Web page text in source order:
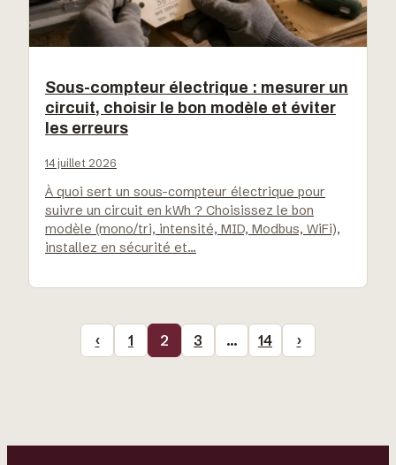
Sous-compteur électrique : mesurer un
circuit, choisir le bon modèle et éviter
les erreurs
14 juillet 2026
À quoi sert un sous-compteur électrique pour
suivre un circuit en kWh ? Choisissez le bon
modèle (mono/tri, intensité, MID, Modbus, WiFi),
installez en sécurité et…
‹ 1 2 3 … 14 ›